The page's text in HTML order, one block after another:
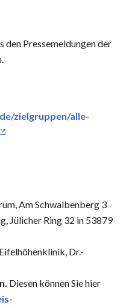
den Pressemeldungen der
zielgruppen/alle-
Am Schwalbenberg 3
Jülicher Ring 32 in 53879
Eifelhöhenklinik, Dr.-
Diesen können Sie hier